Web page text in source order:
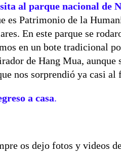
al parque nacional de
es Patrimonio de la
En este parque se
en un bote tradicional
de Hang Mua, aunque
nos sorprendió ya casi al
a casa.
os dejo fotos y videos